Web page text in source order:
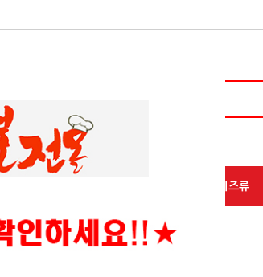
유가공/치즈류